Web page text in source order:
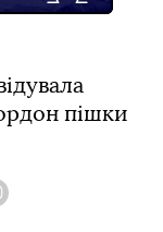
пішки